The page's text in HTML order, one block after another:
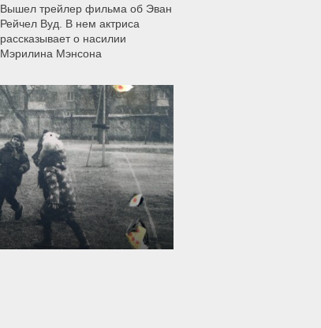
Вышел трейлер фильма об Эван
Рейчел Вуд. В нем актриса
рассказывает о насилии
Мэрилина Мэнсона